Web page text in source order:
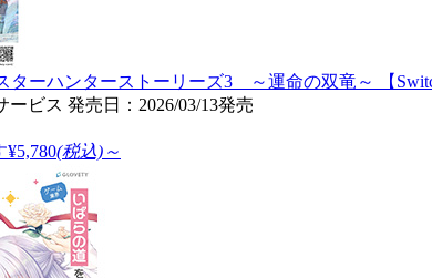
ターハンターストーリーズ3 ～運命の双竜～ 【
ービス 発売日：2026/03/13発売
¥5,780(税込)～